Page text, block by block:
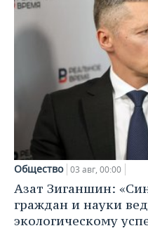
Общество 03 авг, 00:00
Азат Зиганшин:
граждан и науки
экологическому